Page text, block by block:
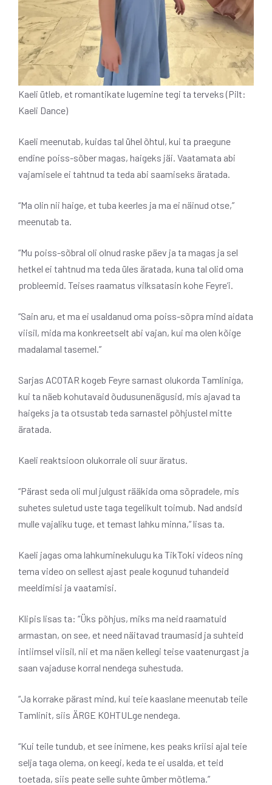
Kaeli ütleb, et romantikate lugemine tegi ta terveks (Pilt:
Kaeli Dance)
Kaeli meenutab, kuidas tal ühel õhtul, kui ta praegune
endine poiss-sõber magas, haigeks jäi. Vaatamata abi
vajamisele ei tahtnud ta teda abi saamiseks äratada.
“Ma olin nii haige, et tuba keerles ja ma ei näinud otse,”
meenutab ta.
“Mu poiss-sõbral oli olnud raske päev ja ta magas ja sel
hetkel ei tahtnud ma teda üles äratada, kuna tal olid oma
probleemid. Teises raamatus vilksatasin kohe Feyre’i.
“Sain aru, et ma ei usaldanud oma poiss-sõpra mind aidata
viisil, mida ma konkreetselt abi vajan, kui ma olen kõige
madalamal tasemel.”
Sarjas ACOTAR kogeb Feyre sarnast olukorda Tamliniga,
kui ta näeb kohutavaid õudusunenägusid, mis ajavad ta
haigeks ja ta otsustab teda sarnastel põhjustel mitte
äratada.
Kaeli reaktsioon olukorrale oli suur äratus.
“Pärast seda oli mul julgust rääkida oma sõpradele, mis
suhetes suletud uste taga tegelikult toimub. Nad andsid
mulle vajaliku tuge, et temast lahku minna,” lisas ta.
Kaeli jagas oma lahkuminekulugu ka TikToki videos ning
tema video on sellest ajast peale kogunud tuhandeid
meeldimisi ja vaatamisi.
Klipis lisas ta: “Üks põhjus, miks ma neid raamatuid
armastan, on see, et need näitavad traumasid ja suhteid
intiimsel viisil, nii et ma näen kellegi teise vaatenurgast ja
saan vajaduse korral nendega suhestuda.
“Ja korrake pärast mind, kui teie kaaslane meenutab teile
Tamlinit, siis ÄRGE KOHTULge nendega.
“Kui teile tundub, et see inimene, kes peaks kriisi ajal teie
selja taga olema, on keegi, keda te ei usalda, et teid
toetada, siis peate selle suhte ümber mõtlema.”